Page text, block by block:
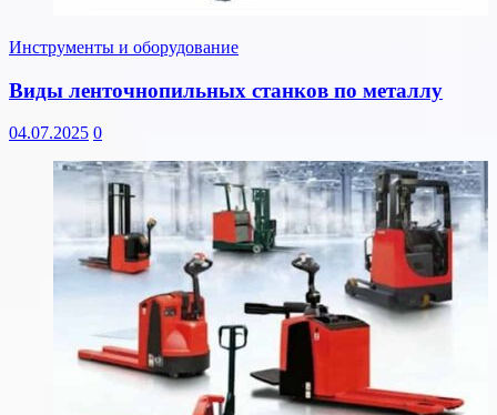
Инструменты и оборудование
Виды ленточнопильных станков по металлу
04.07.2025 0